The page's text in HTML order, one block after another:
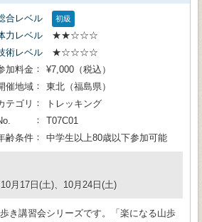
合レベル 初級
力レベル
★★☆☆☆
術レベル
★☆☆☆☆
加料金
¥7,000（税込）
催地域
東北（福島県）
テゴリ
トレッキング
T07C01
齢条件
中学生以上80歳以下参加可能
月17日(土)、10月24日(土)
き講習会シリーズです。「楽になる山歩